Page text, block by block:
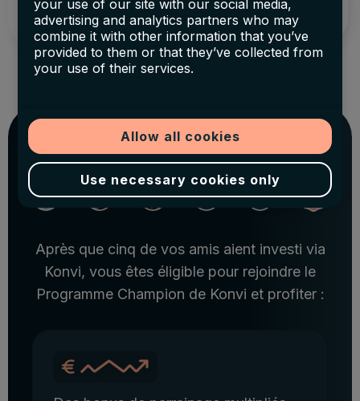
your use of our site with our social media,
advertising and analytics partners who may
combine it with other information that you’ve
provided to them or that they’ve collected from
your use of their services.
Allow all cookies
Use necessary cookies only
Programme Champion
Après que cinq de vos amis aient investi via
Konvi, vous êtes éligible pour rejoindre le
Programme Champion de Konvi et profiter :